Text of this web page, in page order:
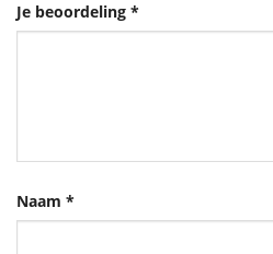
Je beoordeling *
Naam *